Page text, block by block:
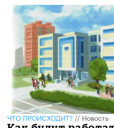
ЧТО ПРОИСХОДИТ?//Новость